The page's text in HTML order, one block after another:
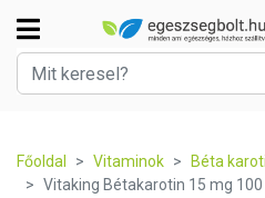
Főoldal Vitaminok
Béta
Vitaking Bétakarotin 15 mg 100